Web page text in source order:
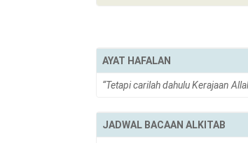
AYAT HAFALAN
“Tetapi carilah dahulu
JADWAL BACAAN ALKITAB